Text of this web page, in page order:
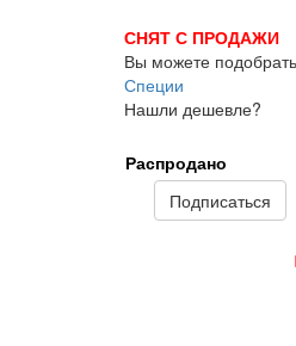
СНЯТ С ПРОДАЖИ
Вы можете
Специи
Нашли дешевле?
Распродано
Подписаться